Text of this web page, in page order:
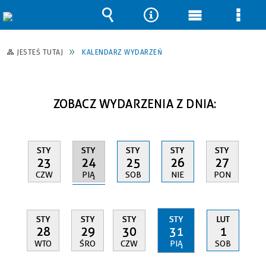
JESTEŚ TUTAJ KALENDARZ WYDARZEŃ
ZOBACZ WYDARZENIA Z DNIA:
STY
23
CZW
STY
24
PIĄ
STY
25
SOB
STY
26
NIE
STY
27
PON
STY
28
WTO
STY
29
ŚRO
STY
30
CZW
STY
31
PIĄ
LUT
1
SOB
Wyszukiwarka
Narzędzia
Menu Menu